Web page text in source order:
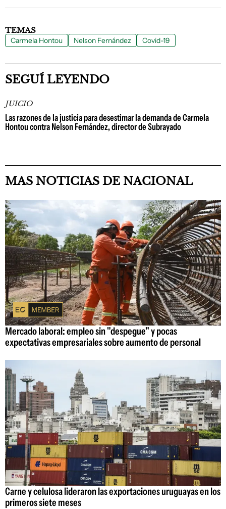
TEMAS
Carmela Hontou Nelson Fernández Covid-19
SEGUÍ LEYENDO
JUICIO
Las razones de la justicia para desestimar la demanda de Carmela
Hontou contra Nelson Fernández, director de Subrayado
MAS NOTICIAS DE NACIONAL
Mercado laboral: empleo sin "despegue" y pocas
expectativas empresariales sobre aumento de personal
Carne y celulosa lideraron las exportaciones uruguayas en los
primeros siete meses